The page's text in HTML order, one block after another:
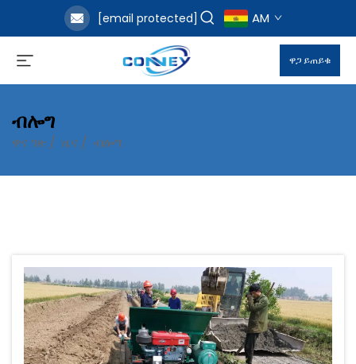
[email protected] AM
ዋጋ ይጠይቁ
ብሎግ
ዋና ገጽ / ዜና / ብሎግ